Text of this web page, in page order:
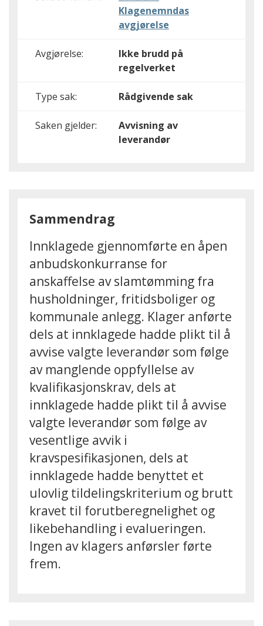
Klagenemndas
avgjørelse
Avgjørelse:
Ikke brudd på
regelverket
Type sak: Rådgivende sak
Saken gjelder:
Avvisning av
leverandør
Sammendrag
Innklagede gjennomførte en åpen
anbudskonkurranse for
anskaffelse av slamtømming fra
husholdninger, fritidsboliger og
kommunale anlegg. Klager anførte
dels at innklagede hadde plikt til å
avvise valgte leverandør som følge
av manglende oppfyllelse av
kvalifikasjonskrav, dels at
innklagede hadde plikt til å avvise
valgte leverandør som følge av
vesentlige avvik i
kravspesifikasjonen, dels at
innklagede hadde benyttet et
ulovlig tildelingskriterium og brutt
kravet til forutberegnelighet og
likebehandling i evalueringen.
Ingen av klagers anførsler førte
frem.